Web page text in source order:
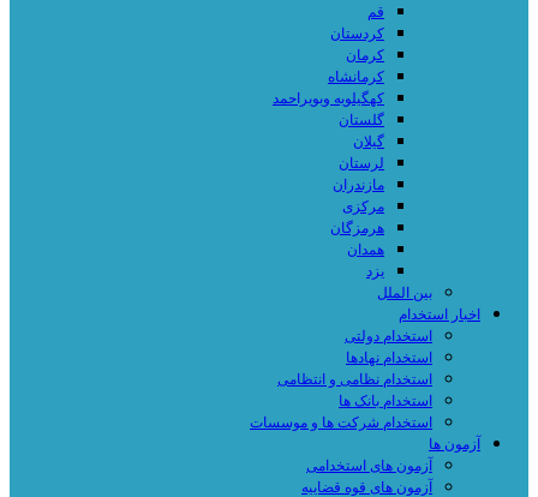
قم
کردستان
کرمان
کرمانشاه
کهگیلویه وبویراحمد
گلستان
گیلان
لرستان
مازندران
مرکزی
هرمزگان
همدان
یزد
بین الملل
اخبار استخدام
استخدام دولتی
استخدام نهادها
استخدام نظامی و انتظامی
استخدام بانک ها
استخدام شرکت ها و موسسات
آزمون ها
آزمون های استخدامی
آزمون های قوه قضاییه